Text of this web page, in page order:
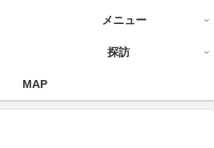
メニュー
探訪
MAP